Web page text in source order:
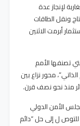
لإنجاز عدة
ونقل الطاقات
واتفاق استثمار أبرمت الاثنين
تصنفها الأمم
محور نزاع بين
منذ نحو نصف قرن.
أكتوبر 2023، جدد مجلس الأمن الدولي
للتوص ل إلى حل “دائم